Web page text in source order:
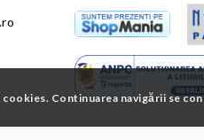
Continuarea navigării se